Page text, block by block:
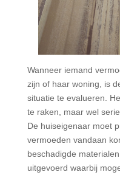
Wanneer iemand
zijn of haar woning, is
situatie te evalueren.
te raken, maar wel
De huiseigenaar moet
vermoeden vandaan
beschadigde
uitgevoerd waarbij